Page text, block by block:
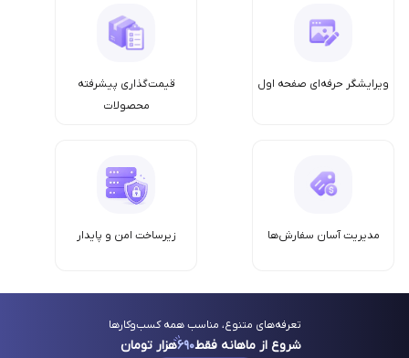
ویرایشگر حرفه‌ای صفحه اول
قیمت‌گذاری پیشرفته
محصولات
مدیریت آسان سفارش‌ها زیرساخت امن‌ و پایدار
تعرفه‌های متنوع، مناسب همه کسب‌وکارها
شروع از ماهانه فقط۶۹۰هزار تومان